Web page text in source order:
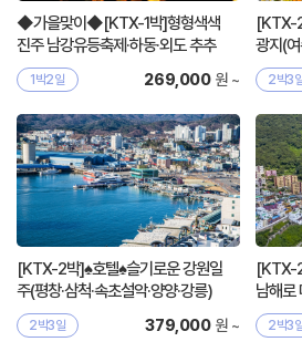
◆가을맞이◆[KTX-1박]형형색색
진주 남강유등축제·하동·외도 추추
(秋秋) 여행
1박2일 269,000원 ~
[KTX-
광지(
2박3
[KTX-2박]♠호텔♠슬기로운 강원일
주(평창·삼척·속초설악·양양·강릉)
2박3일 379,000원 ~
[KTX-
남해로
성여행
2박3